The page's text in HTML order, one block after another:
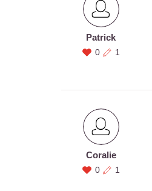
Patrick
0 1
Coralie
0 1